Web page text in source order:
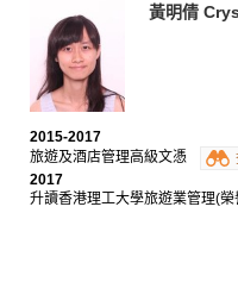
香港城市大學社會科學
學)
由於HPSHCC酒店管理
我在文憑試失利後，就
生活中，無論是升學或
和提供建議。我更有機
習，不但豐富了我對酒
關的大學課程。
黃明倩
2015-2017
旅遊及酒店管理高級文憑
2017
升讀香港理工大學旅遊業管理(